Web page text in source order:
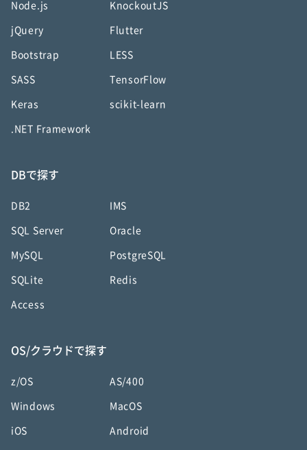
Node.js KnockoutJS
jQuery Flutter
Bootstrap LESS
SASS TensorFlow
Keras scikit-learn
.NET Framework
DBで探す
DB2 IMS
SQL Server Oracle
MySQL PostgreSQL
SQLite Redis
Access
OS/クラウドで探す
z/OS AS/400
Windows MacOS
iOS Android